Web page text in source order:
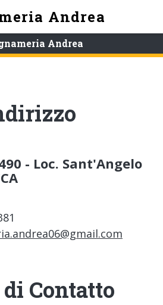
Andrea
- Loc. Sant'Angelo
Contatto
Andrea